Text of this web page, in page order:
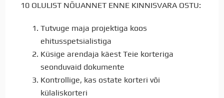
10 OLULIST NÕUANNET ENNE KINNISVARA OSTU:
Tutvuge maja projektiga koos
ehitusspetsialistiga
Küsige arendaja käest Teie korteriga
seonduvaid dokumente
Kontrollige, kas ostate korteri või
külaliskorteri